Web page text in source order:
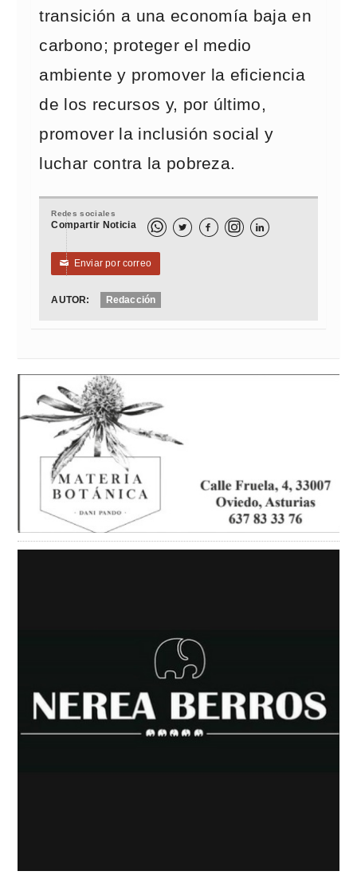
transición a una economía baja en
carbono; proteger el medio
ambiente y promover la eficiencia
de los recursos y, por último,
promover la inclusión social y
luchar contra la pobreza.
Redes sociales
Compartir Noticia   
✉ Enviar por correo
AUTOR: Redacción